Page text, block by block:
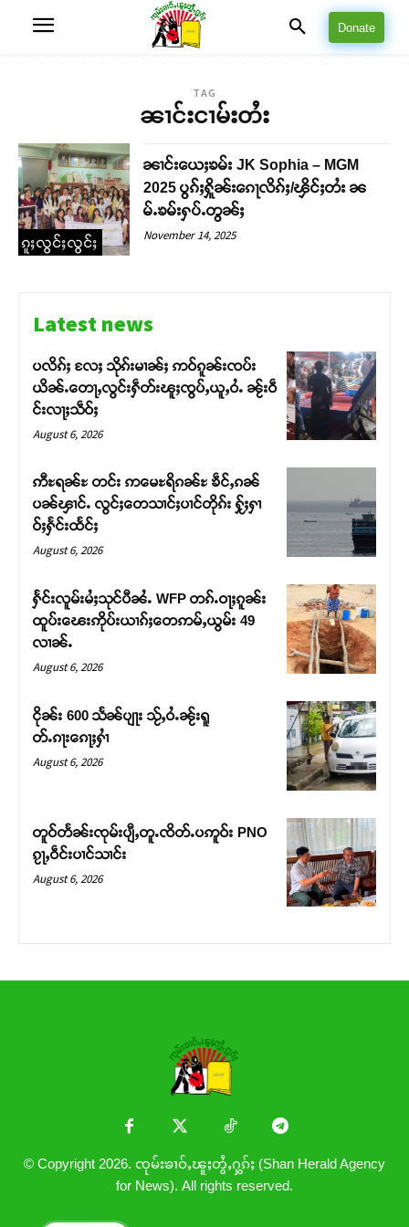
တႃႇႁႂ်ႈသဵင်ၵၢင်ၸႂ်ၵူၼ်းမိူင်း ၵူႈတီႈၵူႈလႅၼ်ပေႃးတေၸွ
တ်ႇ တူဝ်ႈလုမ်ႈၾႃႉၼၼ်ႉ ၶဝ်ႈႁူမ်ႈၵမ်ႉထႅမ် ၸုမ်းၶၢ
ဝ်ႇၽူႈတွႆႇႁွၵ်ႈ လႆႈယူႇၶႃႈဢေႃႈ။
Donate
TAG
ၼၢင်းငၢမ်းတႆး
ၵူႈလွင်ႈလွင်ႈ
ၼၢင်းယေႈၶမ်း JK Sophia – MGM
2025 ပွၵ်ႈႁိူၼ်းၵေႃလိၵ်ႈ/ၾိင်ႈတႆး ၼ
မ်ႉၶမ်းႁပ်ႉတွၼ်ႈ
November 14, 2025
Latest news
ပလိၵ်ႈ လႄႈ သိုၵ်းမၢၼ်ႈ ဢဝ်ၵူၼ်းၸပ်း
ယိၼ်ႉတေႃႇလွင်းႁဵတ်းၽူႈၸွပ်ႇယူႇဝႆႉ ၼႂ်းဝဵ
င်းလႃႈသဵဝ်ႈ
August 6, 2026
ဢီႊရၼ်ႊ တင်း ဢမေႊရိၵၼ်ႊ ၶဵင်ႇၵၼ်
ပၼ်ၾၢင်ႉ လွင်ႈတေသၢင်ႈပၢင်တိုၵ်း ႁႂ်ႈႁၢ
ဝ်ႈႁႅင်းထႅင်ႈ
August 6, 2026
ႁႅင်းလူမ်းမႆႈသုင်ပီၼႆႉ WFP တၵ်ႉဝႃႈၵူၼ်း
ထူပ်းၽေးဢိုပ်းယၢၵ်ႈတေဢမ်ႇယွမ်း 49
လၢၼ်ႉ
August 6, 2026
ငိုၼ်း 600 သႅၼ်ပျႃး သႂ်ႇဝႆႉၼႂ်းရူ
တ်ႉၵႃးၵေႃႈႁၢႆ
August 6, 2026
တူဝ်တႅၼ်းၸုမ်းပျီႇတူႉၸိတ်ႉပဢူဝ်း PNO
ၵႂႃႇဝဵင်းပၢင်သၢင်း
August 6, 2026
© Copyright 2026. ၸုမ်းၶၢဝ်ႇၽူႈတွႆႇႁွၵ်ႈ (Shan Herald Agency
for News). All rights reserved.